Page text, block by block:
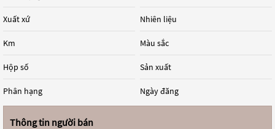
Xuất xứ
Km
Hộp số
Phân hạng
Nhiên liệu
Màu sắc
Sản xuất
Ngày đăng
Thông tin người bán